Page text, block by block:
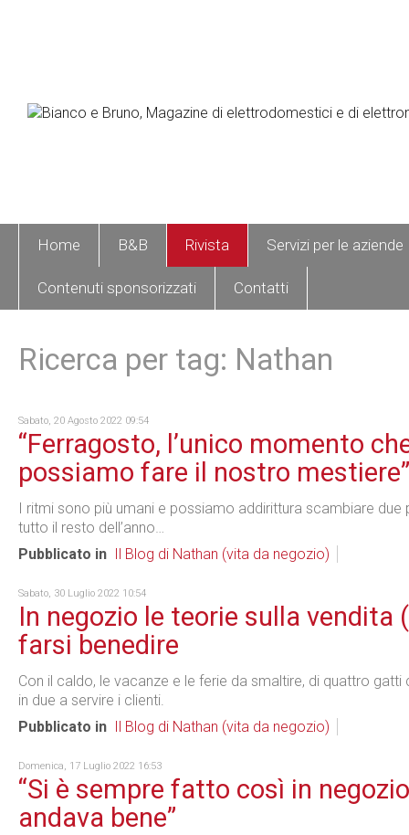
Home B&B Rivista Servizi per le aziende
Contenuti sponsorizzati Contatti
Ricerca per tag: Nathan
Sabato, 20 Agosto 2022 09:54
“Ferragosto, l’unico momento
possiamo fare il nostro mestiere”
I ritmi sono più umani e possiamo addirittura scambiare
tutto il resto dell’anno…
Pubblicato in
Il Blog di Nathan (vita da negozio)
Sabato, 30 Luglio 2022 10:54
In negozio le teorie sulla vendita
farsi benedire
Con il caldo, le vacanze e le ferie da smaltire, di quattro
in due a servire i clienti.
Pubblicato in
Il Blog di Nathan (vita da negozio)
Domenica, 17 Luglio 2022 16:53
“Si è sempre fatto così in
andava bene”